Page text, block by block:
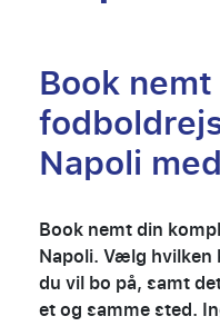
Book
Napoli
Book nemt din
Napoli. Vælg
du vil bo på, samt
et og samme sted.